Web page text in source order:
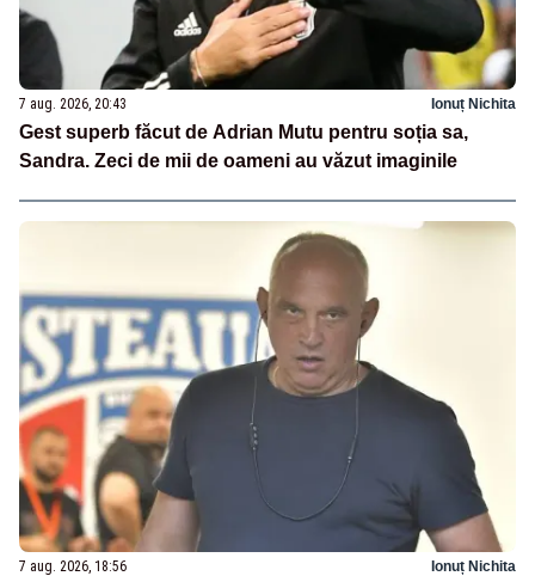
7 aug. 2026, 20:43 Ionuț Nichita
Gest superb făcut de Adrian Mutu pentru soția sa,
Sandra. Zeci de mii de oameni au văzut imaginile
7 aug. 2026, 18:56 Ionuț Nichita